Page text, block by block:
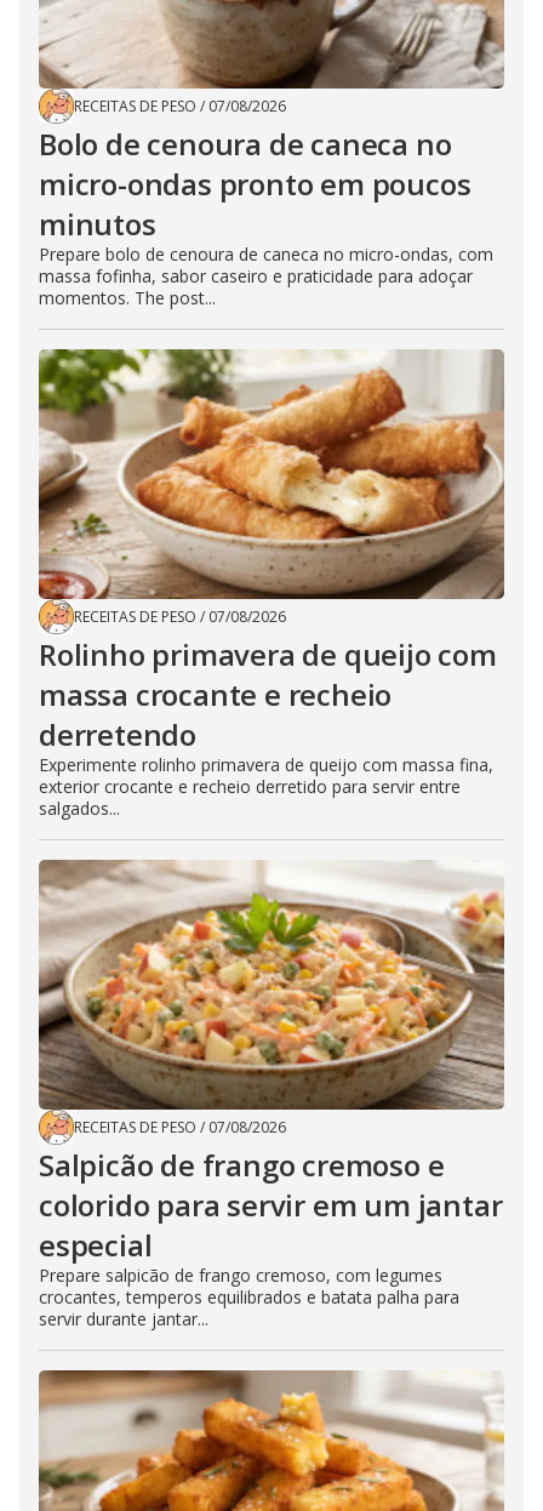
RECEITAS DE PESO / 07/08/2026
Bolo de cenoura de caneca no
micro-ondas pronto em poucos
minutos
Prepare bolo de cenoura de caneca no micro-ondas, com
massa fofinha, sabor caseiro e praticidade para adoçar
momentos. The post...
RECEITAS DE PESO / 07/08/2026
Rolinho primavera de queijo com
massa crocante e recheio
derretendo
Experimente rolinho primavera de queijo com massa fina,
exterior crocante e recheio derretido para servir entre
salgados...
RECEITAS DE PESO / 07/08/2026
Salpicão de frango cremoso e
colorido para servir em um jantar
especial
Prepare salpicão de frango cremoso, com legumes
crocantes, temperos equilibrados e batata palha para
servir durante jantar...